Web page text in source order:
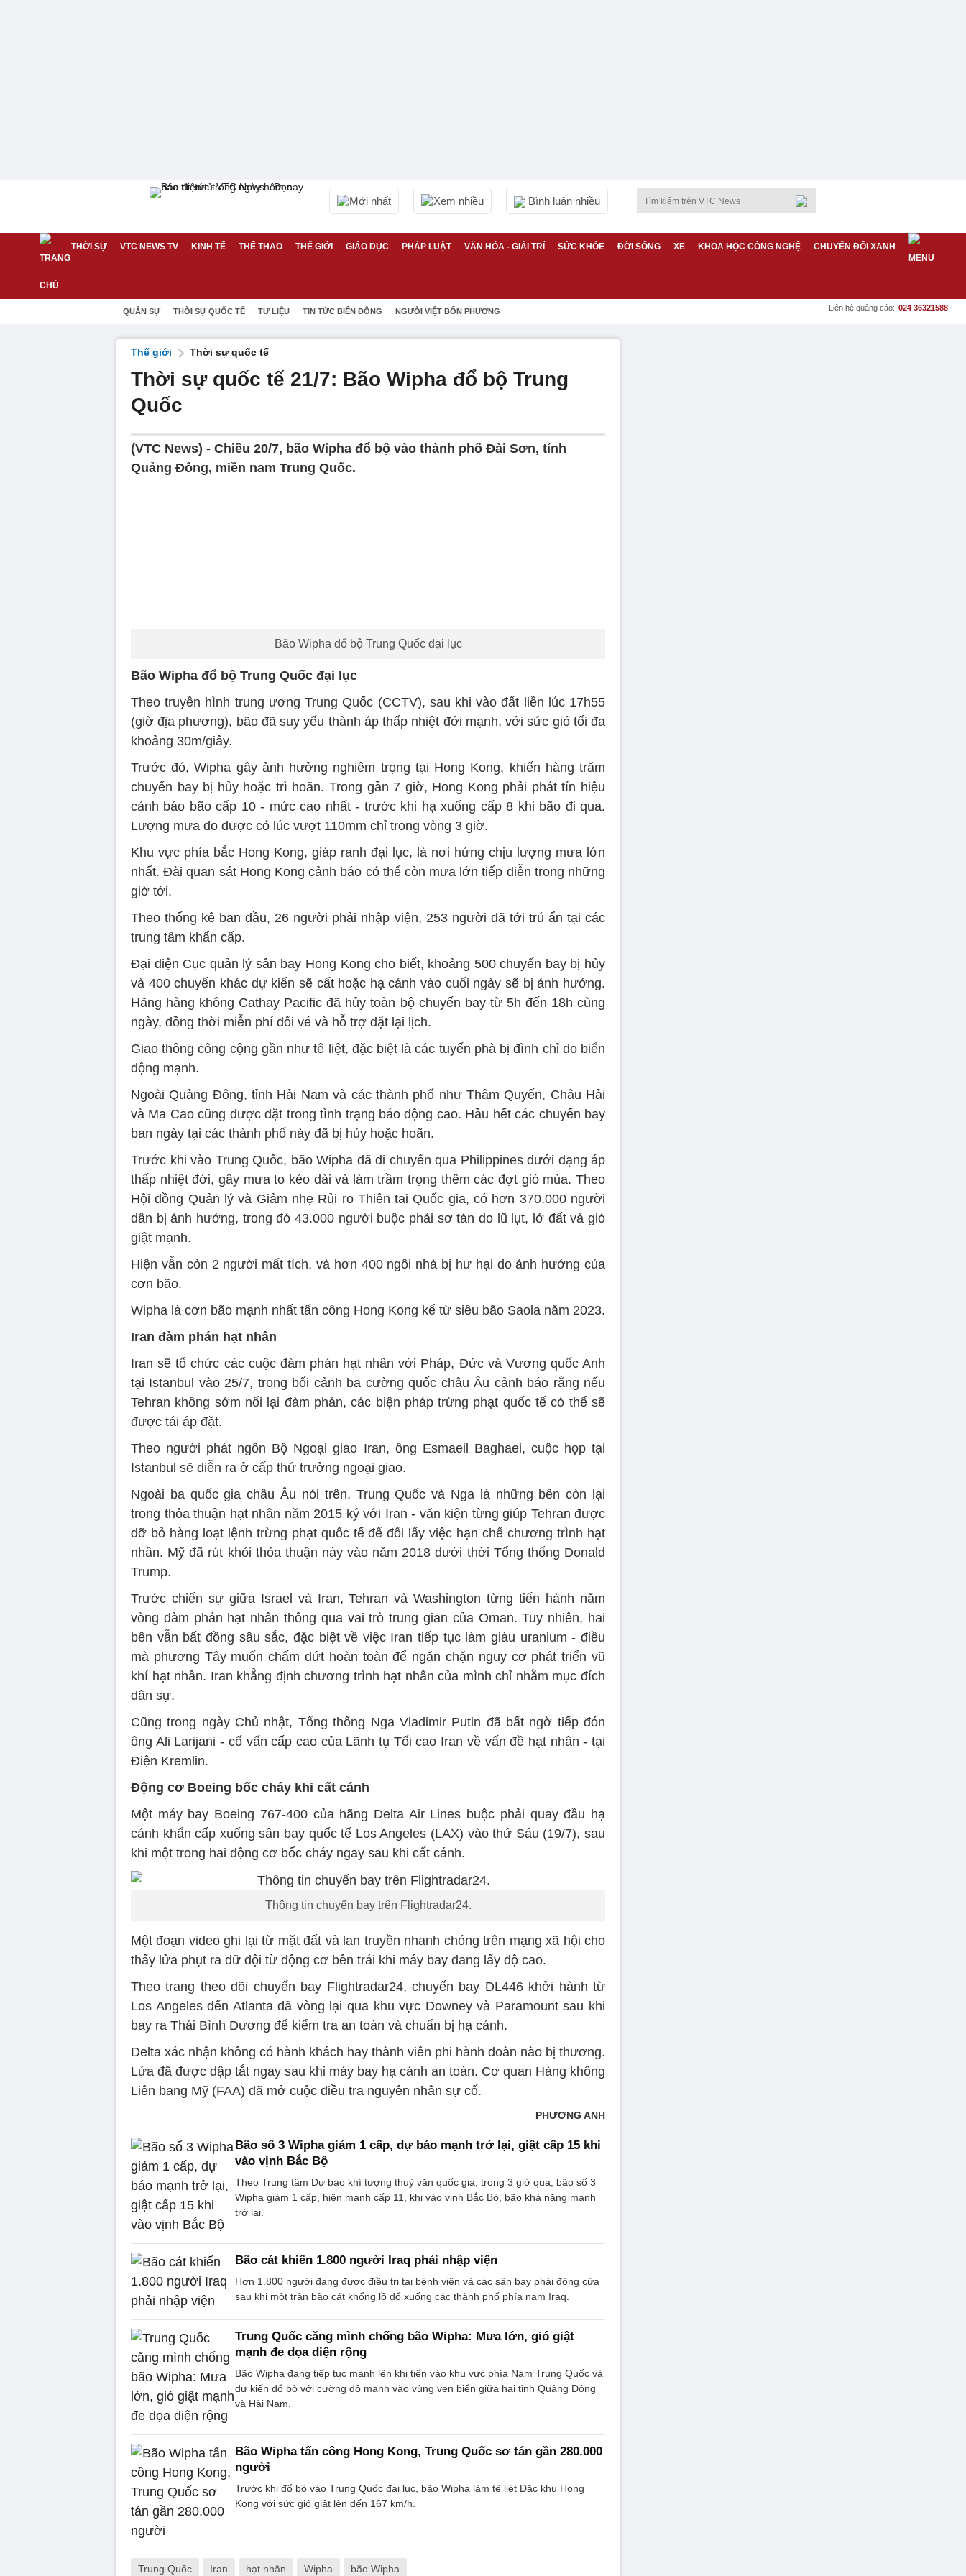
Mới nhất Xem nhiều Bình luận nhiều
THỜI SỰ VTC NEWS TV KINH TẾ THỂ THAO THẾ GIỚI GIÁO DỤC PHÁP LUẬT VĂN HÓA - GIẢI TRÍ SỨC KHỎE ĐỜI SỐNG XE KHOA HỌC CÔNG NGHỆ CHUYỂN ĐỔI XANH
QUÂN SỰ THỜI SỰ QUỐC TẾ TƯ LIỆU TIN TỨC BIỂN ĐÔNG NGƯỜI VIỆT BỐN PHƯƠNG Liên hệ quảng cáo: 024 36321588
Thế giới Thời sự quốc tế
Thời sự quốc tế 21/7: Bão Wipha đổ bộ Trung
Quốc
(VTC News) - Chiều 20/7, bão Wipha đổ bộ vào thành phố Đài Sơn, tỉnh
Quảng Đông, miền nam Trung Quốc.
Bão Wipha đổ bộ Trung Quốc đại lục
Bão Wipha đổ bộ Trung Quốc đại lục
Theo truyền hình trung ương Trung Quốc (CCTV), sau khi vào đất liền lúc 17h55
(giờ địa phương), bão đã suy yếu thành áp thấp nhiệt đới mạnh, với sức gió tối đa
khoảng 30m/giây.
Trước đó, Wipha gây ảnh hưởng nghiêm trọng tại Hong Kong, khiến hàng trăm
chuyến bay bị hủy hoặc trì hoãn. Trong gần 7 giờ, Hong Kong phải phát tín hiệu
cảnh báo bão cấp 10 - mức cao nhất - trước khi hạ xuống cấp 8 khi bão đi qua.
Lượng mưa đo được có lúc vượt 110mm chỉ trong vòng 3 giờ.
Khu vực phía bắc Hong Kong, giáp ranh đại lục, là nơi hứng chịu lượng mưa lớn
nhất. Đài quan sát Hong Kong cảnh báo có thể còn mưa lớn tiếp diễn trong những
giờ tới.
Theo thống kê ban đầu, 26 người phải nhập viện, 253 người đã tới trú ẩn tại các
trung tâm khẩn cấp.
Đại diện Cục quản lý sân bay Hong Kong cho biết, khoảng 500 chuyến bay bị hủy
và 400 chuyến khác dự kiến sẽ cất hoặc hạ cánh vào cuối ngày sẽ bị ảnh hưởng.
Hãng hàng không Cathay Pacific đã hủy toàn bộ chuyến bay từ 5h đến 18h cùng
ngày, đồng thời miễn phí đổi vé và hỗ trợ đặt lại lịch.
Giao thông công cộng gần như tê liệt, đặc biệt là các tuyến phà bị đình chỉ do biển
động mạnh.
Ngoài Quảng Đông, tỉnh Hải Nam và các thành phố như Thâm Quyến, Châu Hải
và Ma Cao cũng được đặt trong tình trạng báo động cao. Hầu hết các chuyến bay
ban ngày tại các thành phố này đã bị hủy hoặc hoãn.
Trước khi vào Trung Quốc, bão Wipha đã di chuyển qua Philippines dưới dạng áp
thấp nhiệt đới, gây mưa to kéo dài và làm trầm trọng thêm các đợt gió mùa. Theo
Hội đồng Quản lý và Giảm nhẹ Rủi ro Thiên tai Quốc gia, có hơn 370.000 người
dân bị ảnh hưởng, trong đó 43.000 người buộc phải sơ tán do lũ lụt, lở đất và gió
giật mạnh.
Hiện vẫn còn 2 người mất tích, và hơn 400 ngôi nhà bị hư hại do ảnh hưởng của
cơn bão.
Wipha là cơn bão mạnh nhất tấn công Hong Kong kể từ siêu bão Saola năm 2023.
Iran đàm phán hạt nhân
Iran sẽ tổ chức các cuộc đàm phán hạt nhân với Pháp, Đức và Vương quốc Anh
tại Istanbul vào 25/7, trong bối cảnh ba cường quốc châu Âu cảnh báo rằng nếu
Tehran không sớm nối lại đàm phán, các biện pháp trừng phạt quốc tế có thể sẽ
được tái áp đặt.
Theo người phát ngôn Bộ Ngoại giao Iran, ông Esmaeil Baghaei, cuộc họp tại
Istanbul sẽ diễn ra ở cấp thứ trưởng ngoại giao.
Ngoài ba quốc gia châu Âu nói trên, Trung Quốc và Nga là những bên còn lại
trong thỏa thuận hạt nhân năm 2015 ký với Iran - văn kiện từng giúp Tehran được
dỡ bỏ hàng loạt lệnh trừng phạt quốc tế để đổi lấy việc hạn chế chương trình hạt
nhân. Mỹ đã rút khỏi thỏa thuận này vào năm 2018 dưới thời Tổng thống Donald
Trump.
Trước chiến sự giữa Israel và Iran, Tehran và Washington từng tiến hành năm
vòng đàm phán hạt nhân thông qua vai trò trung gian của Oman. Tuy nhiên, hai
bên vẫn bất đồng sâu sắc, đặc biệt về việc Iran tiếp tục làm giàu uranium - điều
mà phương Tây muốn chấm dứt hoàn toàn để ngăn chặn nguy cơ phát triển vũ
khí hạt nhân. Iran khẳng định chương trình hạt nhân của mình chỉ nhằm mục đích
dân sự.
Cũng trong ngày Chủ nhật, Tổng thống Nga Vladimir Putin đã bất ngờ tiếp đón
ông Ali Larijani - cố vấn cấp cao của Lãnh tụ Tối cao Iran về vấn đề hạt nhân - tại
Điện Kremlin.
Động cơ Boeing bốc cháy khi cất cánh
Một máy bay Boeing 767-400 của hãng Delta Air Lines buộc phải quay đầu hạ
cánh khẩn cấp xuống sân bay quốc tế Los Angeles (LAX) vào thứ Sáu (19/7), sau
khi một trong hai động cơ bốc cháy ngay sau khi cất cánh.
Thông tin chuyến bay trên Flightradar24.
Một đoạn video ghi lại từ mặt đất và lan truyền nhanh chóng trên mạng xã hội cho
thấy lửa phụt ra dữ dội từ động cơ bên trái khi máy bay đang lấy độ cao.
Theo trang theo dõi chuyến bay Flightradar24, chuyến bay DL446 khởi hành từ
Los Angeles đến Atlanta đã vòng lại qua khu vực Downey và Paramount sau khi
bay ra Thái Bình Dương để kiểm tra an toàn và chuẩn bị hạ cánh.
Delta xác nhận không có hành khách hay thành viên phi hành đoàn nào bị thương.
Lửa đã được dập tắt ngay sau khi máy bay hạ cánh an toàn. Cơ quan Hàng không
Liên bang Mỹ (FAA) đã mở cuộc điều tra nguyên nhân sự cố.
PHƯƠNG ANH
Bão số 3 Wipha giảm 1 cấp, dự báo mạnh trở lại, giật cấp 15 khi
vào vịnh Bắc Bộ
Theo Trung tâm Dự báo khí tượng thuỷ văn quốc gia, trong 3 giờ qua, bão số 3
Wipha giảm 1 cấp, hiện mạnh cấp 11, khi vào vịnh Bắc Bộ, bão khả năng mạnh
trở lại.
Bão cát khiến 1.800 người Iraq phải nhập viện
Hơn 1.800 người đang được điều trị tại bệnh viện và các sân bay phải đóng cửa
sau khi một trận bão cát khổng lồ đổ xuống các thành phố phía nam Iraq.
Trung Quốc căng mình chống bão Wipha: Mưa lớn, gió giật
mạnh đe dọa diện rộng
Bão Wipha đang tiếp tục mạnh lên khi tiến vào khu vực phía Nam Trung Quốc và
dự kiến đổ bộ với cường độ mạnh vào vùng ven biển giữa hai tỉnh Quảng Đông
và Hải Nam.
Bão Wipha tấn công Hong Kong, Trung Quốc sơ tán gần 280.000
người
Trước khi đổ bộ vào Trung Quốc đại lục, bão Wipha làm tê liệt Đặc khu Hong
Kong với sức gió giật lên đến 167 km/h.
Trung Quốc Iran hạt nhân Wipha bão Wipha